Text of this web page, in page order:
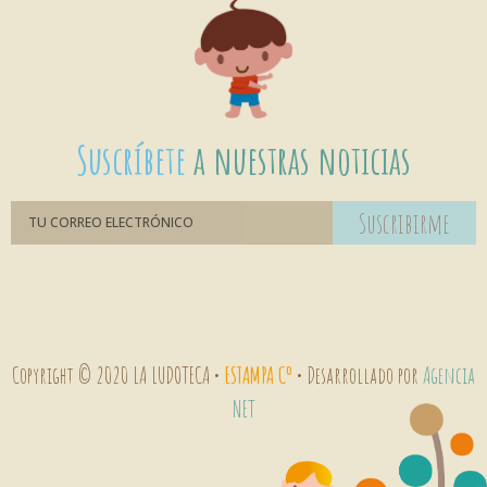
Suscríbetea nuestras noticias
Suscribirme
Copyright © 2020 LA LUDOTECA • ESTAMPA Cº • Desarrollado porAgencia
NET